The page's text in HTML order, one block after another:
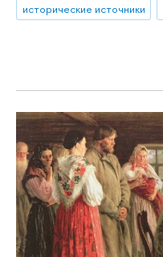
исторические источники